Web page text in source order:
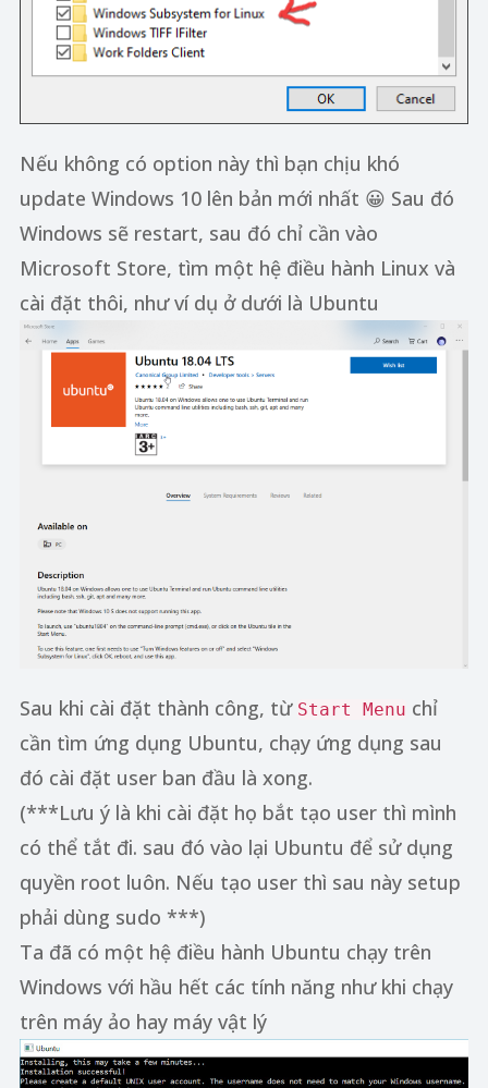
Nếu không có option này thì bạn chịu khó
update Windows 10 lên bản mới nhất 😀 Sau đó
Windows sẽ restart, sau đó chỉ cần vào
Microsoft Store, tìm một hệ điều hành Linux và
cài đặt thôi, như ví dụ ở dưới là Ubuntu
Sau khi cài đặt thành công, từ Start Menu chỉ
cần tìm ứng dụng Ubuntu, chạy ứng dụng sau
đó cài đặt user ban đầu là xong.
(***Lưu ý là khi cài đặt họ bắt tạo user thì mình
có thể tắt đi. sau đó vào lại Ubuntu để sử dụng
quyền root luôn. Nếu tạo user thì sau này setup
phải dùng sudo ***)
Ta đã có một hệ điều hành Ubuntu chạy trên
Windows với hầu hết các tính năng như khi chạy
trên máy ảo hay máy vật lý